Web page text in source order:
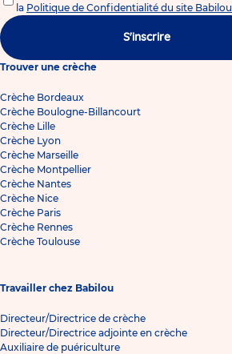
la Politique de Confidentialité du site Babilou
S'inscrire
Trouver une crèche
Crèche Bordeaux
Crèche Boulogne-Billancourt
Crèche Lille
Crèche Lyon
Crèche Marseille
Crèche Montpellier
Crèche Nantes
Crèche Nice
Crèche Paris
Crèche Rennes
Crèche Toulouse
Travailler chez Babilou
Directeur/Directrice de crèche
Directeur/Directrice adjointe en crèche
Auxiliaire de puériculture